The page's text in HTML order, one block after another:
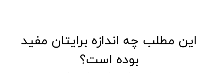
این مطلب چه اندازه برایتان مفید
بوده است؟